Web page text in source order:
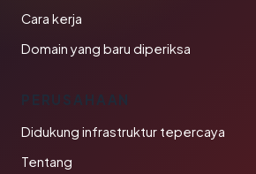
Cara kerja
Domain yang baru diperiksa
PERUSAHAAN
Didukung infrastruktur tepercaya
Tentang